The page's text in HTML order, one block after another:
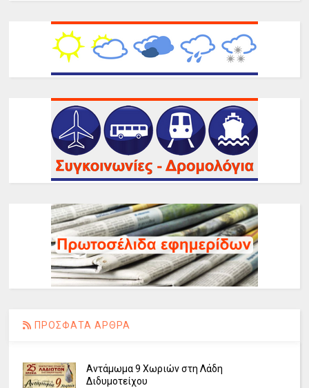
ΠΡΟΣΦΑΤΑ ΑΡΘΡΑ
Αντάμωμα 9 Χωριών στη Λάδη
Διδυμοτείχου